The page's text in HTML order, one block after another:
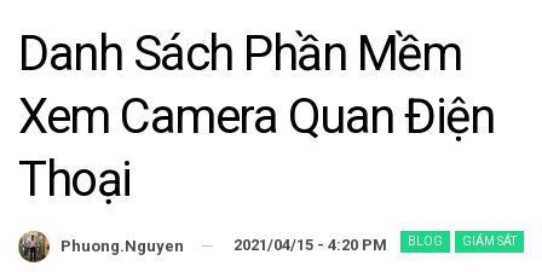
Danh Sách Phần Mềm
Xem Camera Quan Điện
Thoại
BLOG GIÁM SÁT
Phuong.nguyen 2021/04/15 - 4:20 PM